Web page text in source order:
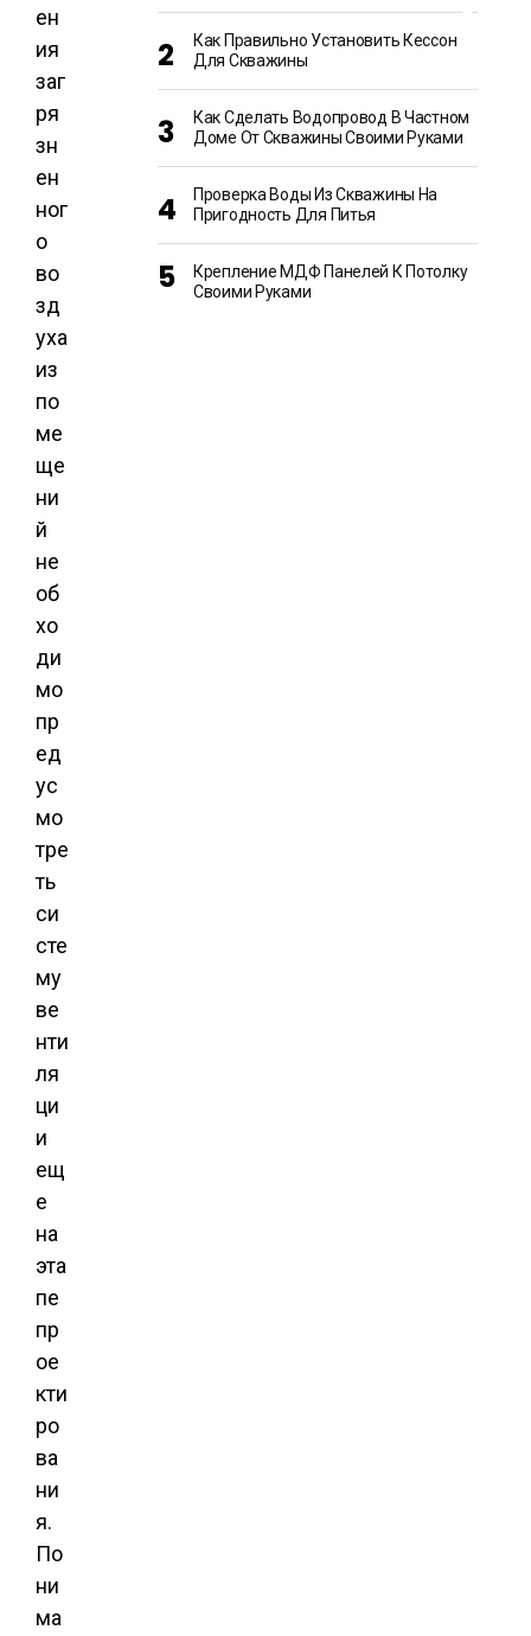
Н
ен
ия
заг
ря
зн
ен
ног
о
во
зд
уха
из
по
ме
ще
ни
й
не
об
хо
ди
мо
пр
ед
ус
мо
тре
ть
си
сте
му
ве
нти
ля
ци
и
ещ
е
на
эта
пе
пр
ое
кти
ро
ва
ни
я.
По
ни
ма
Как Правильно Установить Кессон
Для Скважины
Как Сделать Водопровод В Частном
Доме От Скважины Своими Руками
Проверка Воды Из Скважины На
Пригодность Для Питья
Крепление МДФ Панелей К Потолку
Своими Руками